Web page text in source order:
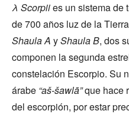
λ Scorpiies un sistema de
de 700 años luz de la
Shaula A yShaula B, dos
componen la segunda
constelación Escorpio. Su
árabe “aš-šawlā”que hace
del escorpión, por estar